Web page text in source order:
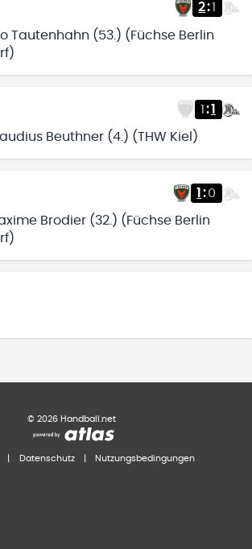
2:1
Tautenhahn (53.) (Füchse Berlin
1 :1
Beuthner (4.) (THW Kiel)
1 :0
Brodier (32.) (Füchse Berlin
© 2026 Handball.net
Datenschutz Nutzungsbedingungen